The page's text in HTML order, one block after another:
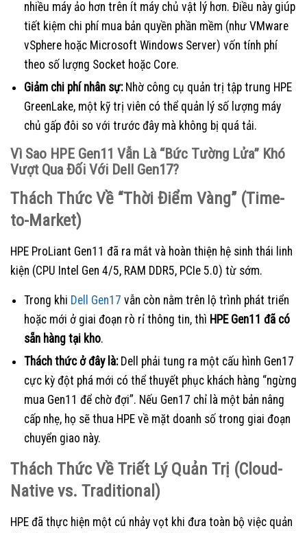
nhiều máy ảo hơn trên ít máy chủ vật lý hơn. Điều này giúp
tiết kiệm chi phí mua bản quyền phần mềm (như VMware
vSphere hoặc Microsoft Windows Server) vốn tính phí
theo số lượng Socket hoặc Core.
Giảm chi phí nhân sự:Nhờ công cụ quản trị tập trung HPE
GreenLake, một kỹ trị viên có thể quản lý số lượng máy
chủ gấp đôi so với trước đây mà không bị quá tải.
Vì Sao HPE Gen11 Vẫn Là “Bức Tường Lửa” Khó
Vượt Qua Đối Với Dell Gen17?
Thách Thức Về “Thời Điểm Vàng” (Time-
to-Market)
HPE ProLiant Gen11 đã ra mắt và hoàn thiện hệ sinh thái linh
kiện (CPU Intel Gen 4/5, RAM DDR5, PCIe 5.0) từ sớm.
Trong khi Dell Gen17 vẫn còn nằm trên lộ trình phát triển
hoặc mới ở giai đoạn rò rỉ thông tin, thì HPE Gen11 đã có
sẵn hàng tại kho.
Thách thức ở đây là:Dell phải tung ra một cấu hình Gen17
cực kỳ đột phá mới có thể thuyết phục khách hàng “ngừng
mua Gen11 để chờ đợi”. Nếu Gen17 chỉ là một bản nâng
cấp nhẹ, họ sẽ thua HPE về mặt doanh số trong giai đoạn
chuyển giao này.
Thách Thức Về Triết Lý Quản Trị (Cloud-
Native vs. Traditional)
HPE đã thực hiện một cú nhảy vọt khi đưa toàn bộ việc quản